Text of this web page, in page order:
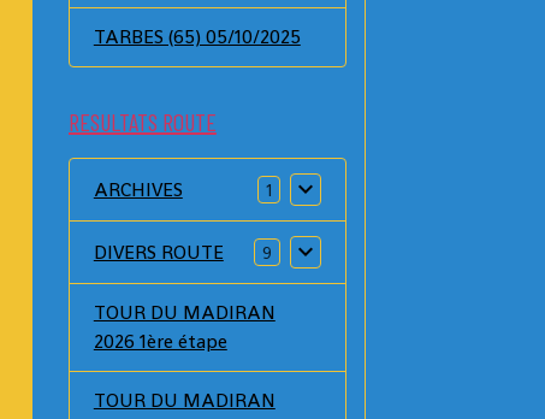
TARBES (65) 05/10/2025
RESULTATS ROUTE
ARCHIVES 1
DIVERS ROUTE 9
TOUR DU MADIRAN
2026 1ère étape
TOUR DU MADIRAN